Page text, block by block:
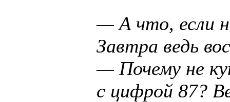
— А что, если
Завтра ведь
— Почему не
с цифрой 87?